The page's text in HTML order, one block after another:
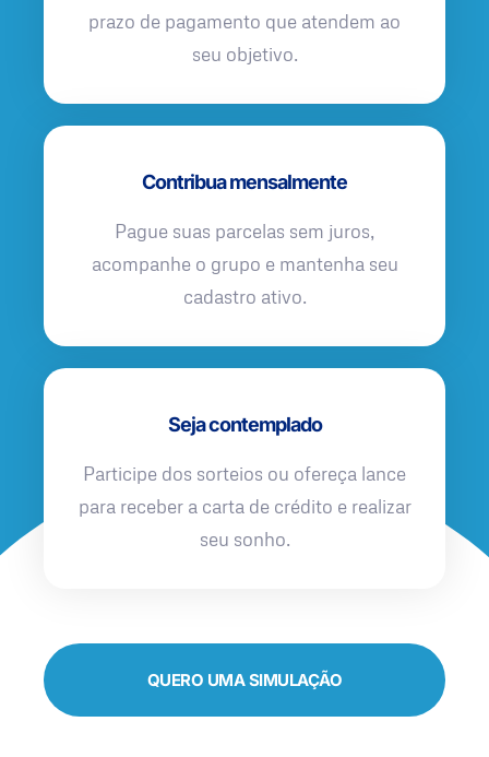
prazo de pagamento que atendem ao
seu objetivo.
Contribua mensalmente
Pague suas parcelas sem juros,
acompanhe o grupo e mantenha seu
cadastro ativo.
Seja contemplado
Participe dos sorteios ou ofereça lance
para receber a carta de crédito e realizar
seu sonho.
QUERO UMA SIMULAÇÃO